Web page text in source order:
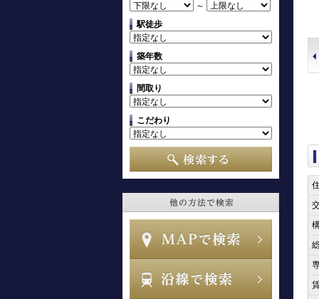
～
駅徒歩
築年数
間取り
こだわり